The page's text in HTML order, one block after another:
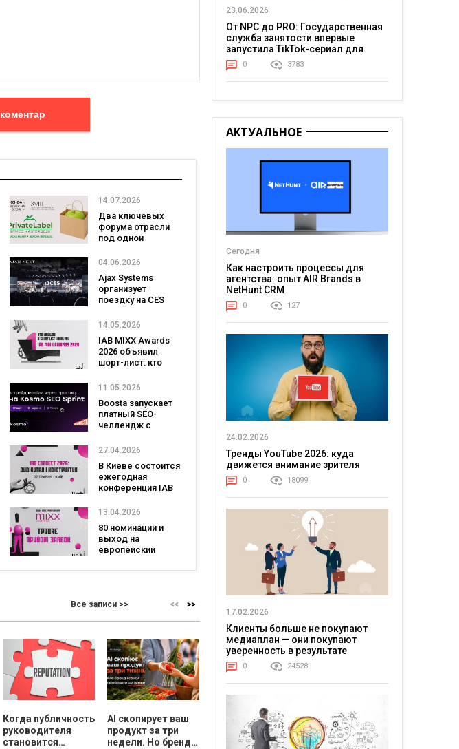
Залишити коментар
14.07.2026
Два ключевых
форума отрасли
под одной
PrivateLabel FMCG
DistributionMaster-
2026 в МВЦ
04.06.2026
Ajax Systems
организует
поездку на CES
студентов
14.05.2026
IAB MIXX Awards
2026 объявил
шорт-лист: кто
лучших цифровых
11.05.2026
Boosta запускает
платный SEO-
челлендж с
для лучших
27.04.2026
В Киеве состоится
ежегодная
конференция IAB
Диджитал и
13.04.2026
80 номинаций и
выход на
европейский
Awards Ukraine
Все записи >>
Когда публичность
руководителя
становится
AI скопирует ваш
продукт за три
недели. Но бренд и
Бьюти-мифы под
микроскопом:
почему
Цена ошибки
растёт. Как
владельцу
23.06.2026
От NPC до PRO: Государственная
служба занятости впервые
запустила TikTok-сериал для
молодежи
0 3783
АКТУАЛЬНОЕ
Сегодня
Как настроить процессы для
агентства: опыт AIR Brands в
NetHunt CRM
0 127
24.02.2026
Тренды YouTube 2026: куда
движется внимание зрителя
0 18099
17.02.2026
Клиенты больше не покупают
медиаплан — они покупают
уверенность в результате
0 24528